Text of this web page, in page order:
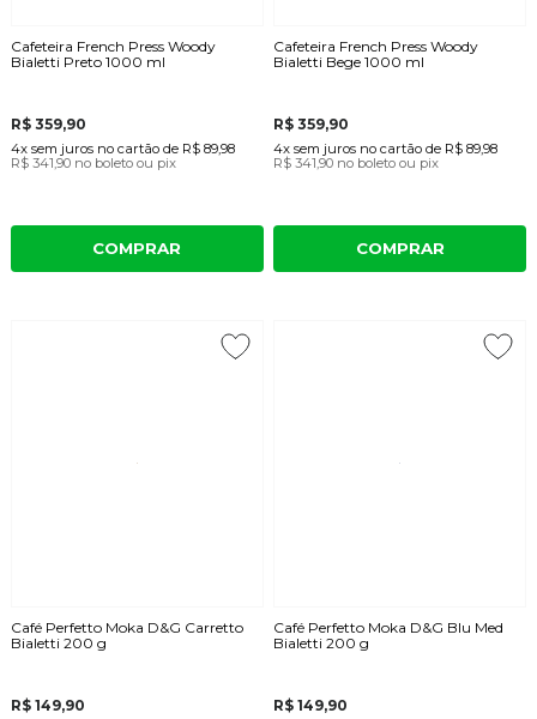
Cafeteira French Press Woody
Bialetti Preto 1000 ml
R$ 359,90
4x sem juros no cartãode R$ 89,98
R$ 341,90 no boleto ou pix
COMPRAR
Cafeteira French Press Woody
Bialetti Bege 1000 ml
R$ 359,90
4x sem juros no cartão de R$ 89,98
R$ 341,90 no boleto ou pix
COMPRAR
Café Perfetto Moka D&G Carretto
Bialetti 200 g
R$ 149,90
Café Perfetto Moka D&G Blu Med
Bialetti 200 g
R$ 149,90